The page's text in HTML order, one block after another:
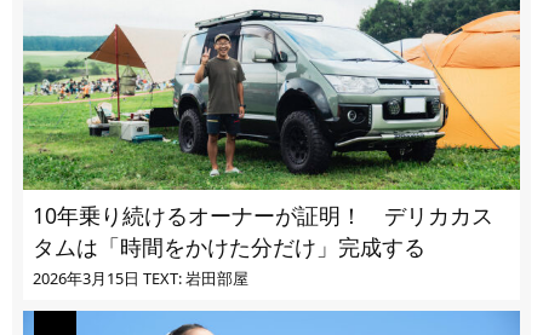
10年乗り続けるオーナーが証明！ デリカカス
タムは「時間をかけた分だけ」完成する
2026年3月15日 TEXT: 岩田部屋